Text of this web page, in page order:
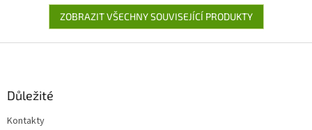
ZOBRAZIT VŠECHNY SOUVISEJÍCÍ PRODUKTY
Důležité
Kontakty